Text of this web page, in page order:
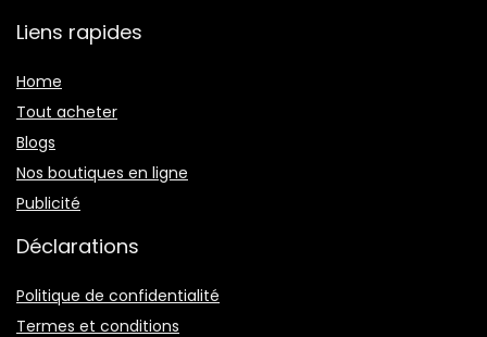
Liens rapides
Home
Tout acheter
Blogs
Nos boutiques en ligne
Publicité
Déclarations
Politique de confidentialité
Termes et conditions